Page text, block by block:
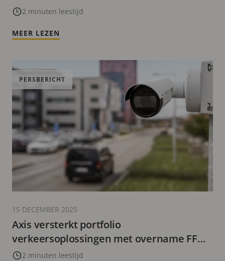
2 minuten leestijd
MEER LEZEN
Axis versterkt portfolio
verkeersoplossingen met overname FF
Group
2 minuten leestijd
PERSBERICHT
15 DECEMBER 2025